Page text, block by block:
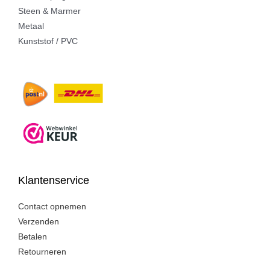
Steen & Marmer
Metaal
Kunststof / PVC
Klantenservice
Contact opnemen
Verzenden
Betalen
Retourneren